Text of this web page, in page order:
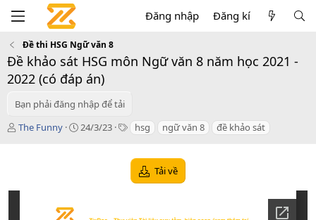
Đăng nhập Đăng kí
Đề thi HSG Ngữ văn 8
Đề khảo sát HSG môn Ngữ văn 8 năm học 2021 -
2022 (có đáp án)
Bạn phải đăng nhập để tải
T
ả
The Funny
C
24/3/23
T
s
hsg ngữ văn 8 đề khảo sát
Tải về